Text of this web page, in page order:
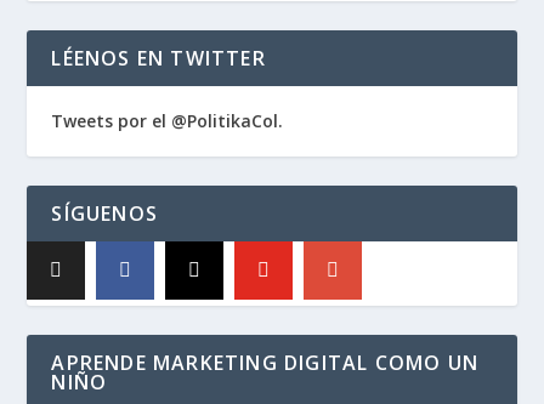
LÉENOS EN TWITTER
Tweets por el @PolitikaCol.
SÍGUENOS
APRENDE MARKETING DIGITAL COMO UN
NIÑO